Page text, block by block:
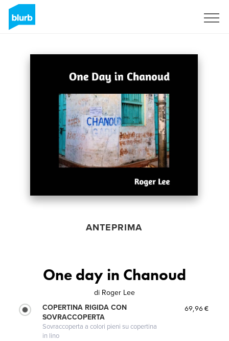
ANTEPRIMA
One day in Chanoud
di Roger Lee
COPERTINA RIGIDA CON
SOVRACCOPERTA
Sovraccoperta a colori pieni su copertina
in lino
69,96 €